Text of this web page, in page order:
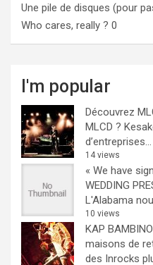
Une pile de disques (pour
Who cares, really ? 0
I'm popular
Découvrez
MLCD ?
d’entreprises…
14 views
« We have
WEDDING
L'Alabama
10 views
KAP
maisons de
des Inrocks